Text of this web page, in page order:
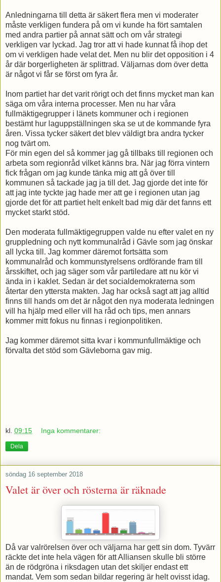
Anledningarna till detta är säkert flera men vi moderater
måste verkligen fundera på om vi kunde ha fört samtalen
med andra partier på annat sätt och om vår strategi
verkligen var lyckad. Jag tror att vi hade kunnat få ihop det
om vi verkligen hade velat det. Men nu blir det opposition i 4
år där borgerligheten är splittrad. Väljarnas dom över detta
är något vi får se först om fyra år.
Inom partiet har det varit rörigt och det finns mycket man kan
säga om våra interna processer. Men nu har våra
fullmäktigegrupper i länets kommuner och i regionen
bestämt hur laguppställningen ska se ut de kommande fyra
åren. Vissa tycker säkert det blev väldigt bra andra tycker
nog tvärt om.
För min egen del så kommer jag gå tillbaks till regionen och
arbeta som regionråd vilket känns bra. När jag förra vintern
fick frågan om jag kunde tänka mig att gå över till
kommunen så tackade jag ja till det. Jag gjorde det inte för
att jag inte tyckte jag hade mer att ge i regionen utan jag
gjorde det för att partiet helt enkelt bad mig där det fanns ett
mycket starkt stöd.
Den moderata fullmäktigegruppen valde nu efter valet en ny
gruppledning och nytt kommunalråd i Gävle som jag önskar
all lycka till. Jag kommer däremot fortsätta som
kommunalråd och kommunstyrelsens ordförande fram till
årsskiftet, och jag säger som vår partiledare att nu kör vi
ända in i kaklet. Sedan är det socialdemokraterna som
återtar den yttersta makten. Jag har också sagt att jag alltid
finns till hands om det är något den nya moderata ledningen
vill ha hjälp med eller vill ha råd och tips, men annars
kommer mitt fokus nu finnas i regionpolitiken.
Jag kommer däremot sitta kvar i kommunfullmäktige och
förvalta det stöd som Gävleborna gav mig.
kl. 09:15 Inga kommentarer:
Dela
söndag 16 september 2018
Valet är över och rösterna är räknade
Då var valrörelsen över och väljarna har gett sin dom. Tyvärr
räckte det inte hela vägen för att Alliansen skulle bli större
än de rödgröna i riksdagen utan det skiljer endast ett
mandat. Vem som sedan bildar regering är helt ovisst idag.